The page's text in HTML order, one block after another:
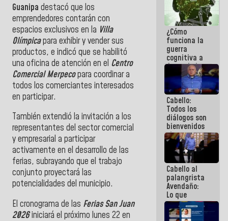
Guanipa destacó que los
emprendedores contarán con
espacios exclusivos en la Villa
Olímpicapara exhibir y vender sus
productos, e indicó que se habilitó
una oficina de atención en el Centro
Comercial Merpecopara coordinar a
todos los comerciantes interesados
en participar.
También extendió la invitación a los
representantes del sector comercial
y empresarial a participar
activamente en el desarrollo de las
ferias, subrayando que el trabajo
conjunto proyectará las
potencialidades del municipio.
El cronograma de las Ferias San Juan
2026iniciará el próximo lunes 22 en
adaptarse
al plan de
ahorro
energético
¿Cómo
funciona la
guerra
cognitiva a
favor de la
narrativa
hegemónica?
(1)
Cabello:
Todos los
diálogos son
bienvenidos
siempre que
estén en el
marco de la
Constitución
de la
República
Cabello al
palangrista
Avendaño:
Lo que
vayas a
escribir